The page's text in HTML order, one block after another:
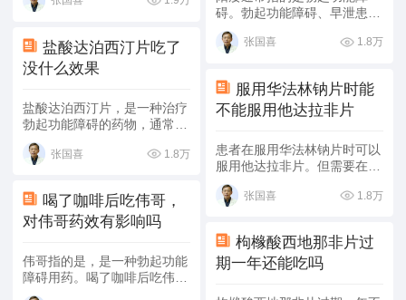
橼酸西地那非片是治疗勃起功
5型磷酸二酯酶，增强一氧化
氮作用，使阴茎的平滑肌松
弛，让更多的血液流入海绵体
者对药效的耐受程度、射精功
能障碍程度、身体素质等方面
的不同，该药物可以延时5-30
分钟。 2.副作用：枸橼酸西地
那非片的副作用较为短暂和轻
晕、鼻塞、消化不良等，少见
的副作用有心动过速、心慌、
低血压等。如果患者存在心肌
过往病史，不宜使用该药物，
可能诱发心脏疾病。
盐酸达泊西汀片吃了
没什么效果
盐酸达泊西汀片，是一种治疗
勃起功能障碍的药物，通常用
于治疗18至64岁男性早泄患
者。如果吃了盐酸达泊西汀片
足、药物不敏感等因素导致
的，患者可以在医生的指导下
适当增加剂量、更换药物等方
果药物过期就可能会引起药物
失效，导致药效不足，此类情
况下需要服用有效期内的盐酸
张国喜 1.8万
喝了咖啡后吃伟哥，
对伟哥药效有影响吗
伟哥指的是 ，是一种勃起功能
障碍用药。喝了咖啡后吃伟
哥，对伟哥药效有影响。
障碍用药，通过刺激阴茎海绵
体中一氧化氮的释放，来治疗
勃起功能障碍。常见不良反应
头痛、面部潮红、头昏、皮
药物的药效、作用、不良反应
都比较迥异，因此，不建议患
者同时服用两种药物，以免发
碍。勃起功能障碍、早泄患者
吃十一酸睾酮软胶囊、
点。 1.十一酸睾酮软胶囊：勃
功能障碍。十一酸睾酮软胶囊
属于一种激素药，可以促进腺
激素分泌、蛋白质合成，还可
平，主要可治疗原发性、继发
性睾丸功能减退，可以增强免
疫功能。 2. ：主要可治疗患者
出现的勃起功能障碍，能有效
抑制磷酸二酯酶活性，增加阴
起功能障碍，对于勃起功能障
碍、早泄通常有较好的效果。
张国喜 1.8万
服用华法林钠片时能
不能服用他达拉非片
患者在服用华法林钠片时可以
服用他达拉非片。但需要在咨
询医生用量后服用。 华法林
钠片的主要成分为华法林钠，
剂，临床上多用于需长期持续
抗凝的患者，能够防止血栓的
形成及发展，对血栓栓塞病患
定作用。他达拉非片的主要成
张国喜 1.8万
枸橼酸西地那非片过
期一年还能吃吗